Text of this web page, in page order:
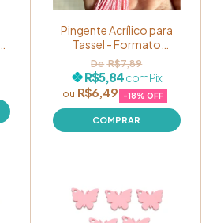
Pingente Acrílico para
Tassel - Formato
Vazado (Coração
Dourado) - Pacote com
05 unidades
R$6,49 -18% OFF
R$7,89
R$5,84comPix